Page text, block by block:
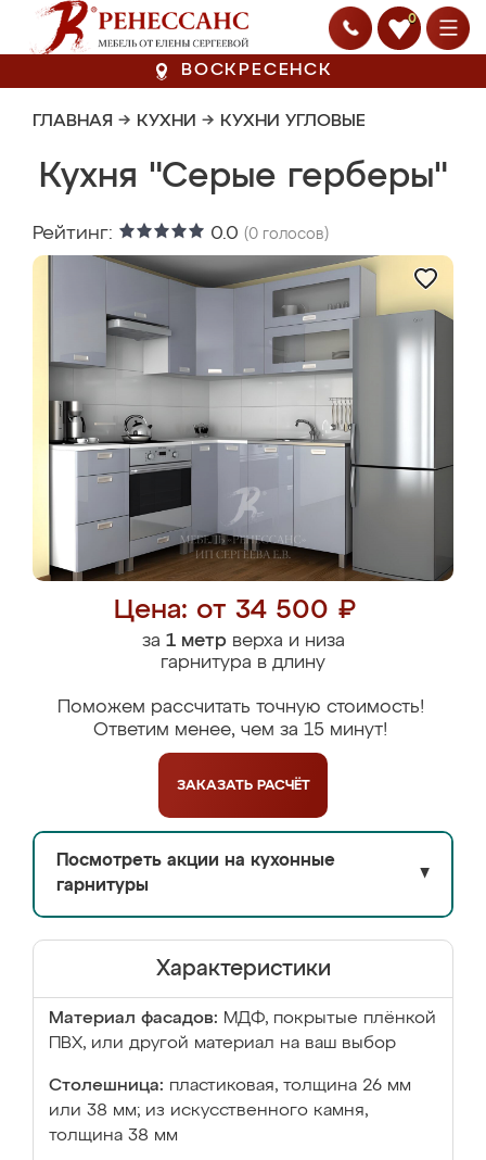
0
ВОСКРЕСЕНСК
ГЛАВНАЯ → КУХНИ → КУХНИ УГЛОВЫЕ
Кухня "Серые герберы"
Рейтинг: 0.0 (0 голосов)
Цена: от 34 500 ₽
за 1 метрверха и низа
гарнитура в длину
Поможем рассчитать точную стоимость!
Ответим менее, чем за 15 минут!
ЗАКАЗАТЬ РАСЧЁТ
Посмотреть акции на кухонные
гарнитуры
▼
Характеристики
Материал фасадов: МДФ, покрытые плёнкой
ПВХ, или другой материал на ваш выбор
Столешница: пластиковая, толщина 26 мм
или 38 мм; из искусственного камня,
толщина 38 мм